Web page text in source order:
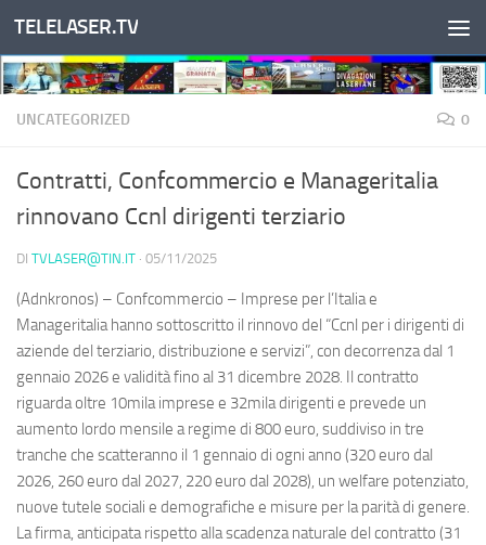
Salta al contenuto
TELELASER.TV
UNCATEGORIZED 0
Contratti, Confcommercio e Manageritalia
rinnovano Ccnl dirigenti terziario
DI TVLASER@TIN.IT · 05/11/2025
(Adnkronos) – Confcommercio – Imprese per l’Italia e
Manageritalia hanno sottoscritto il rinnovo del “Ccnl per i dirigenti di
aziende del terziario, distribuzione e servizi”, con decorrenza dal 1
gennaio 2026 e validità fino al 31 dicembre 2028. Il contratto
riguarda oltre 10mila imprese e 32mila dirigenti e prevede un
aumento lordo mensile a regime di 800 euro, suddiviso in tre
tranche che scatteranno il 1 gennaio di ogni anno (320 euro dal
2026, 260 euro dal 2027, 220 euro dal 2028), un welfare potenziato,
nuove tutele sociali e demografiche e misure per la parità di genere.
La firma, anticipata rispetto alla scadenza naturale del contratto (31